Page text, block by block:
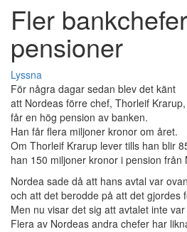
Fler
pensioner
Lyssna
För några dagar sedan blev det känt
att Nordeas förre chef, Thorleif Krarup,
får en hög pension av banken.
Han får flera miljoner kronor om året.
Om Thorleif Krarup lever tills han blir
han 150 miljoner kronor i pension från
Nordea sade då att hans avtal var
och att det berodde på att det gjordes
Men nu visar det sig att avtalet inte
Flera av Nordeas andra chefer har